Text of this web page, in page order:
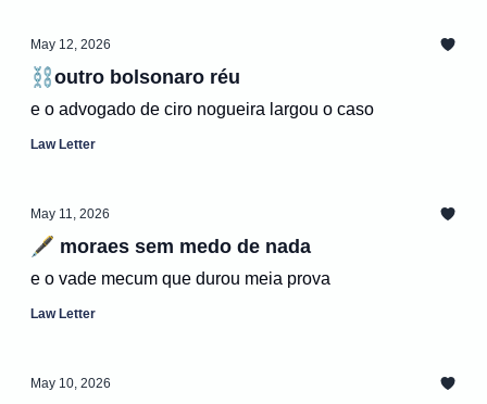
May 12, 2026
⛓️outro bolsonaro réu
e o advogado de ciro nogueira largou o caso
Law Letter
May 11, 2026
🖋️ moraes sem medo de nada
e o vade mecum que durou meia prova
Law Letter
May 10, 2026